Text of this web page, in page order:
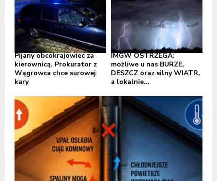
Pijany obcokrajowiec za
kierownicą. Prokurator z
Wągrowca chce surowej
kary
IMGW OSTRZEGA:
możliwe u nas BURZE,
DESZCZ oraz silny WIATR,
a lokalnie...